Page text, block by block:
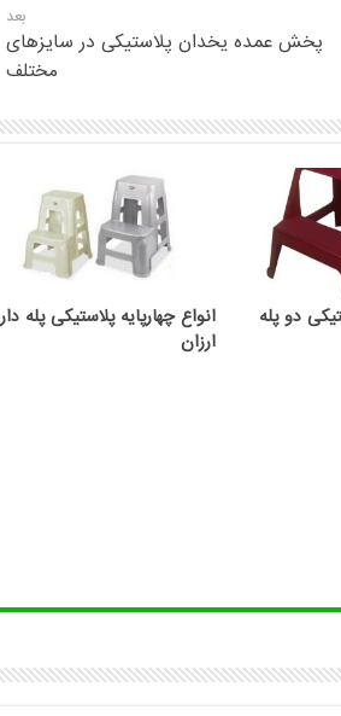
بعد
پخش عمده یخدان پلاستیکی در سایزهای
مختلف
دو پله
انواع چهارپایه پلاستیکی پله دار
ارزان